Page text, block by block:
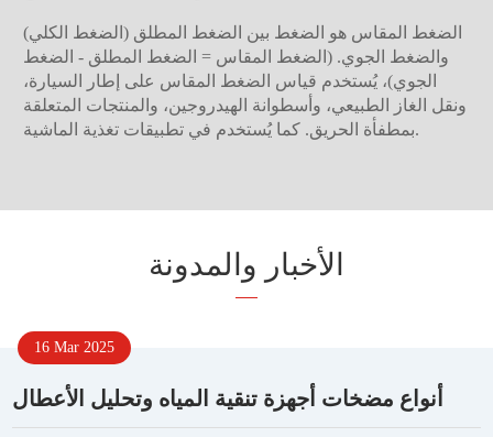
الضغط المقاس هو الضغط بين الضغط المطلق (الضغط الكلي)
والضغط الجوي. (الضغط المقاس = الضغط المطلق - الضغط
الجوي)، يُستخدم قياس الضغط المقاس على إطار السيارة،
ونقل الغاز الطبيعي، وأسطوانة الهيدروجين، والمنتجات المتعلقة
بمطفأة الحريق. كما يُستخدم في تطبيقات تغذية الماشية.
الأخبار والمدونة
16 Mar 2025
أنواع مضخات أجهزة تنقية المياه وتحليل الأعطال